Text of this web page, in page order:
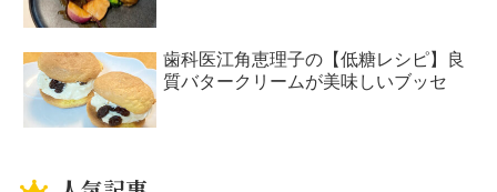
歯科医江角恵理子の【低糖レシピ】良
質バタークリームが美味しいブッセ